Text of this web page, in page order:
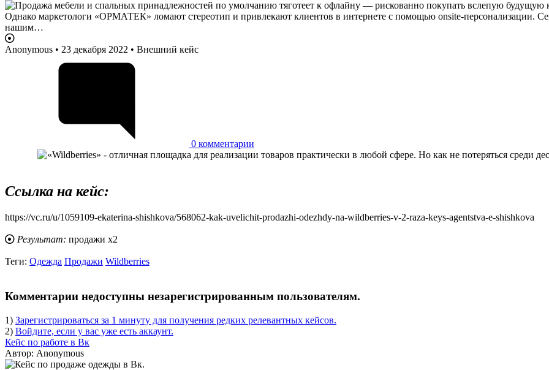
Anonymous • 23 декабря 2022 • Внешний кейс
0 комментарии
Ссылка на кейс:
https://vc.ru/u/1059109-ekaterina-shishkova/568062-kak-uvelichit-prodazhi-odezhdy-na-wildberries-v-2-raza-keys-agentstva-e-shishkova
Результат: продажи x2
Теги: Одежда Продажи Wildberries
body
Комментарии недоступны незарегистрированным пользователям.
1) Зарегистрироваться за 1 минуту для получения редких релевантных кейсов.
2) Войдите, если у вас уже есть аккаунт.
Кейс по работе в Вк
Автор: Anonymous